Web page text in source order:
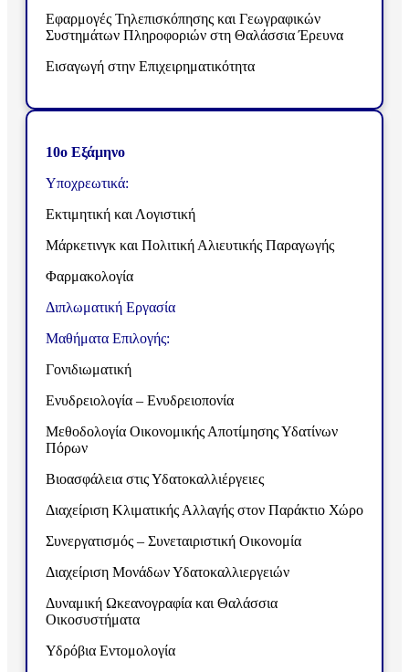
Εφαρμογές Τηλεπισκόπησης και Γεωγραφικών
Συστημάτων Πληροφοριών στη Θαλάσσια Έρευνα
Εισαγωγή στην Επιχειρηματικότητα
10ο Εξάμηνο
Υποχρεωτικά:
Εκτιμητική και Λογιστική
Μάρκετινγκ και Πολιτική Αλιευτικής Παραγωγής
Φαρμακολογία
Διπλωματική Εργασία
Μαθήματα Επιλογής:
Γονιδιωματική
Ενυδρειολογία – Ενυδρειοπονία
Μεθοδολογία Οικονομικής Αποτίμησης Υδατίνων
Πόρων
Βιοασφάλεια στις Υδατοκαλλιέργειες
Διαχείριση Κλιματικής Αλλαγής στον Παράκτιο Χώρο
Συνεργατισμός – Συνεταιριστική Οικονομία
Διαχείριση Μονάδων Υδατοκαλλιεργειών
Δυναμική Ωκεανογραφία και Θαλάσσια
Οικοσυστήματα
Υδρόβια Εντομολογία